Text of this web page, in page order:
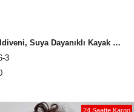
Kar Eldiveni, Suya Dayanıklı Kayak Eldiveni Erkek KR-506 - Siyah
3
24 Saatte Kargo